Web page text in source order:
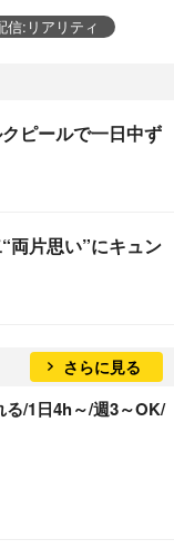
信:リアリティ
ピールで一日中ず
両片思い”にキュン
さらに見る
/1日4h～/週3～OK/